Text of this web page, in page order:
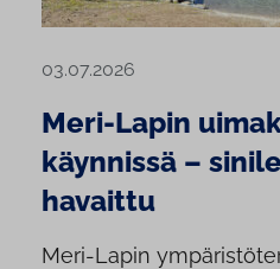
03.07.2026
Meri-Lapin
käynnissä –
havaittu
Meri-Lapin